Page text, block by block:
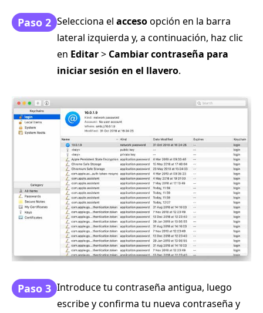
Paso 2 Selecciona el accesoopción en la barra
lateral izquierda y, a continuación, haz clic
en Editar> Cambiar contraseña para
iniciar sesión en el llavero.
Paso 3 Introduce tu contraseña antigua, luego
escribe y confirma tu nueva contraseña y